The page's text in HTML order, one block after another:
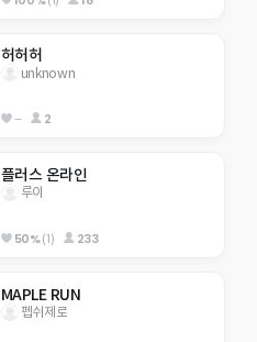
허허허
unknown
-- 2
플러스 온라인
루이
50%(1) 233
MAPLE RUN
펩쉬제로